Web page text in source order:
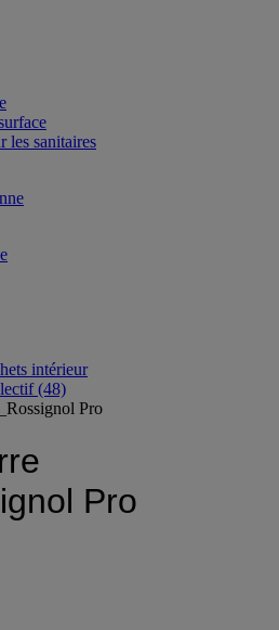
les sanitaires
intérieur
(48)
Pro
Pro